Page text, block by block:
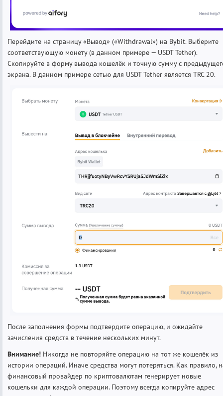
Перейдите на страницу «Вывод» («Withdrawal») на Bybit. Выберите
соответствующую монету (в данном примере — USDT Tether).
Скопируйте в форму вывода кошелёк и точную сумму с
экрана. В данном примере сетью для USDT Tether является TRC 20.
После заполнения формы подтвердите операцию, и ожидайте
зачисления средств в течение нескольких минут.
Внимание! Никогда не повторяйте операцию на тот же кошелёк из
истории операций. Иначе средства могут потеряться. Как правило,
финансовый провайдер по криптовалютам генерирует новые
кошельки для каждой операции. Поэтому всегда копируйте адрес